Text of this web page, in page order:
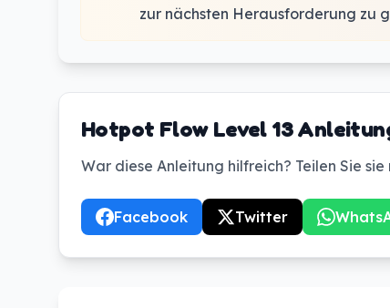
zur nächsten Herausforderung zu
Hotpot Flow Level 13
War diese Anleitung hilfreich? Teilen Sie
Facebook Twitter